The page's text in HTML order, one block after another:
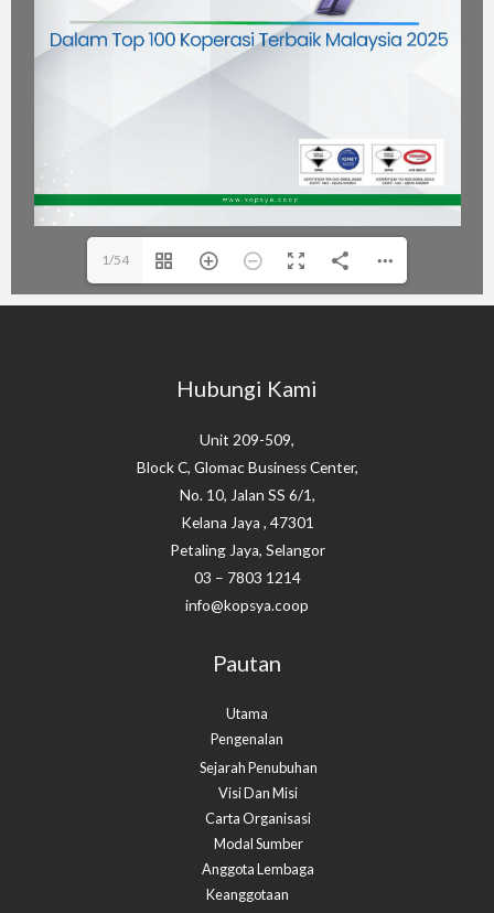
1/54
Hubungi Kami
Unit 209-509,
Block C, Glomac Business Center,
No. 10, Jalan SS 6/1,
Kelana Jaya , 47301
Petaling Jaya, Selangor
03 – 7803 1214
info@kopsya.coop
Pautan
Utama
Pengenalan
Sejarah Penubuhan
Visi Dan Misi
Carta Organisasi
Modal Sumber
Anggota Lembaga
Keanggotaan